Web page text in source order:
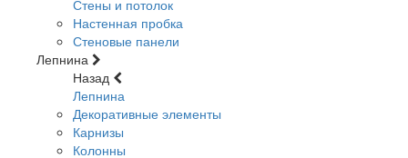
Стены и потолок
Настенная пробка
Стеновые панели
Лепнина
Назад
Лепнина
Декоративные элементы
Карнизы
Колонны